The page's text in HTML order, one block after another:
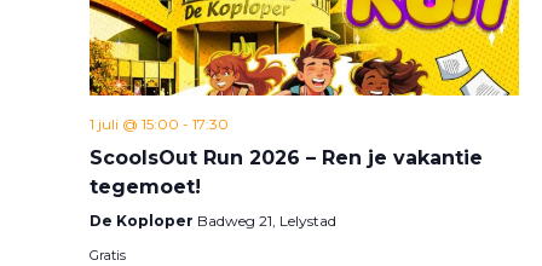
1 juli @ 15:00 - 17:30
ScoolsOut Run 2026 – Ren je vakantie
tegemoet!
De Koploper Badweg 21, Lelystad
Gratis